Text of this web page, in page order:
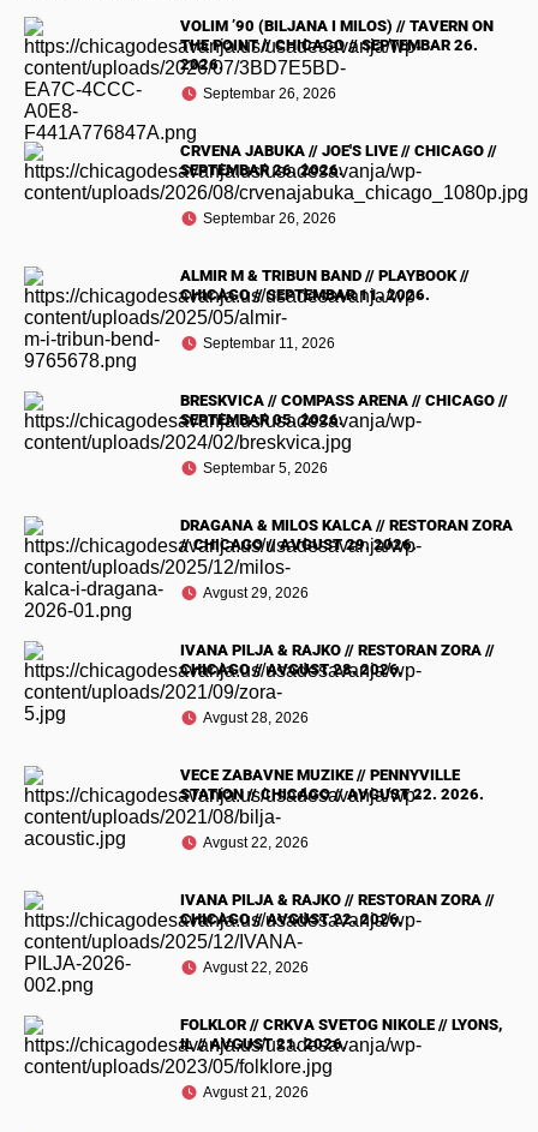
VOLIM ’90 (BILJANA I MILOS) // TAVERN ON
THE POINT // CHICAGO // SEPTEMBAR 26.
2026.
Septembar 26, 2026
CRVENA JABUKA // JOE'S LIVE // CHICAGO //
SEPTEMBAR 26. 2026.
Septembar 26, 2026
ALMIR M & TRIBUN BAND // PLAYBOOK //
CHICAGO // SEPTEMBAR 11. 2026.
Septembar 11, 2026
BRESKVICA // COMPASS ARENA // CHICAGO //
SEPTEMBAR 05. 2026.
Septembar 5, 2026
DRAGANA & MILOS KALCA // RESTORAN ZORA
// CHICAGO // AVGUST 29. 2026.
Avgust 29, 2026
IVANA PILJA & RAJKO // RESTORAN ZORA //
CHICAGO // AVGUST 28. 2026.
Avgust 28, 2026
VECE ZABAVNE MUZIKE // PENNYVILLE
STATION // CHICAGO // AVGUST 22. 2026.
Avgust 22, 2026
IVANA PILJA & RAJKO // RESTORAN ZORA //
CHICAGO // AVGUST 22. 2026.
Avgust 22, 2026
FOLKLOR // CRKVA SVETOG NIKOLE // LYONS,
IL // AVGUST 21. 2026.
Avgust 21, 2026